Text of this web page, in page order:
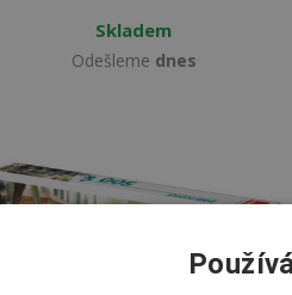
Skladem
Odešleme dnes